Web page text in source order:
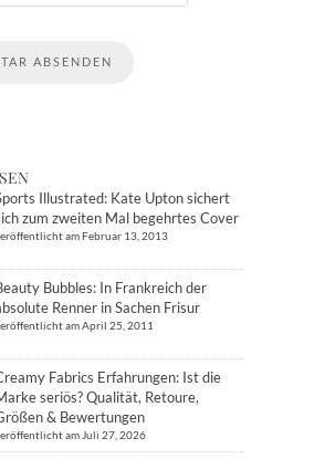
Illustrated: Kate Upton sichert
zum zweiten Mal begehrtes Cover
am Februar 13, 2013
Bubbles: In Frankreich der
Renner in Sachen Frisur
am April 25, 2011
Fabrics Erfahrungen: Ist die
seriös? Qualität, Retoure,
& Bewertungen
am Juli 27, 2026